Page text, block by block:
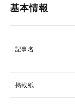
基本情報
記事名
掲載紙